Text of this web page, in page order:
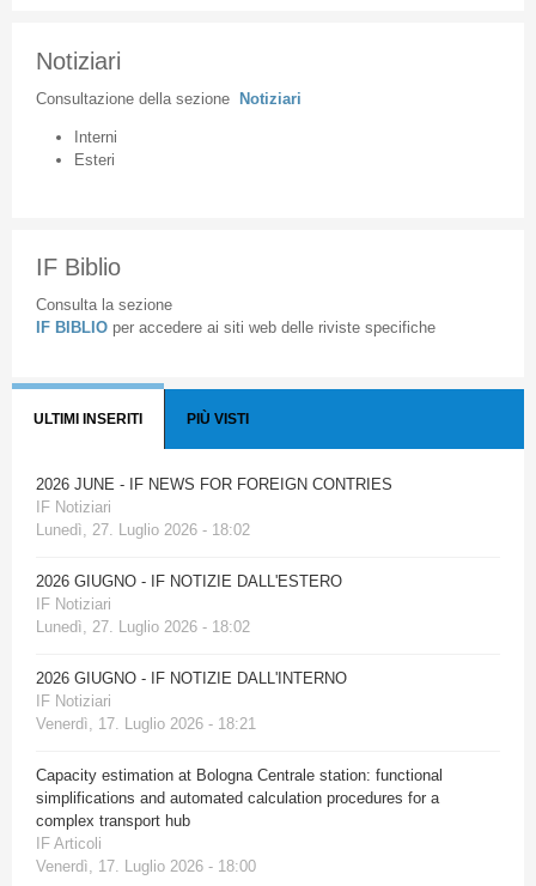
Notiziari
Consultazione della sezione Notiziari
Interni
Esteri
IF Biblio
Consulta la sezione
IF BIBLIO per accedere ai siti web delle riviste specifiche
ULTIMI INSERITI PIÙ VISTI
2026 JUNE - IF NEWS FOR FOREIGN CONTRIES
IF Notiziari
Lunedì, 27. Luglio 2026 - 18:02
2026 GIUGNO - IF NOTIZIE DALL'ESTERO
IF Notiziari
Lunedì, 27. Luglio 2026 - 18:02
2026 GIUGNO - IF NOTIZIE DALL'INTERNO
IF Notiziari
Venerdì, 17. Luglio 2026 - 18:21
Capacity estimation at Bologna Centrale station: functional
simplifications and automated calculation procedures for a
complex transport hub
IF Articoli
Venerdì, 17. Luglio 2026 - 18:00